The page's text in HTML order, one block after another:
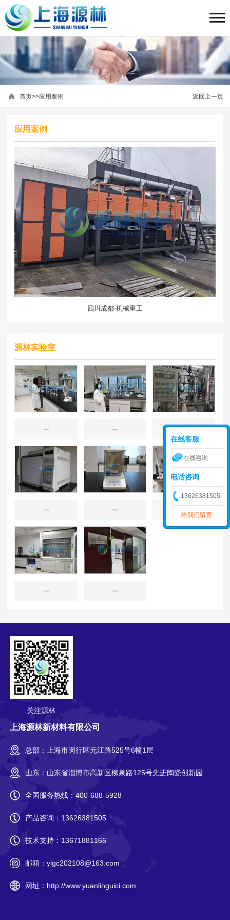
返回上一页
首页>>应用案例
应用案例
四川成都-机械重工
源林实验室
源林实验室 源林实验室
源林实验室 源林实验室
关注源林
上海源林新材料有限公司
总部：上海市闵行区元江路525号6幢1层
山东：山东省淄博市高新区柳泉路125号先进陶瓷创新园
全国服务热线： 400-688-5928
产品咨询： 13626381505
技术支持： 13671881166
邮箱： ylgc202108@163.com
网址： http://www.yuanlinguici.com
在线客服
在线咨询
电话咨询
13626381505
给我们留言